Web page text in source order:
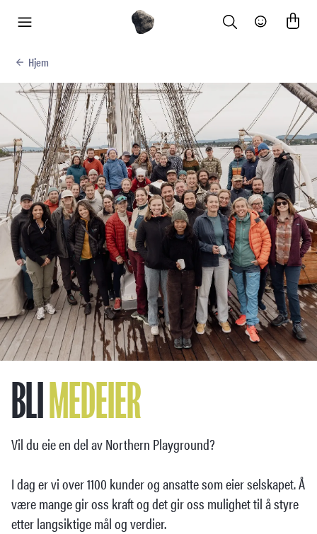
Search Community
Hjem
BLIMEDEIER
Vil du eie en del av Northern Playground?
I dag er vi over 1100 kunder og ansatte som eier selskapet. Å
være mange gir oss kraft og det gir oss mulighet til å styre
etter langsiktige mål og verdier.